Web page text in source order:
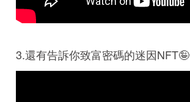
3.還有告訴你致富密碼的迷因NFT🤪